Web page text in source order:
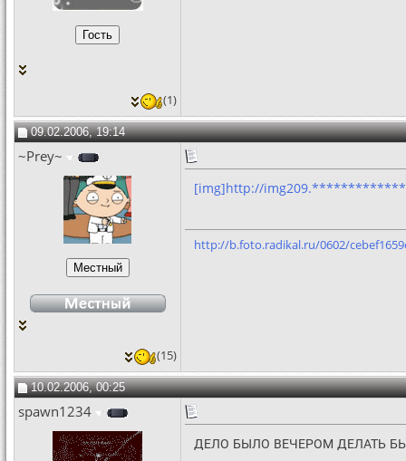
(1)
09.02.2006, 19:14
~Prey~
[img]http://
http://b.foto.radikal.ru/0602/
(15)
10.02.2006, 00:25
spawn1234
ДЕЛО БЫЛО ВЕЧЕРОМ ДЕЛАТЬ